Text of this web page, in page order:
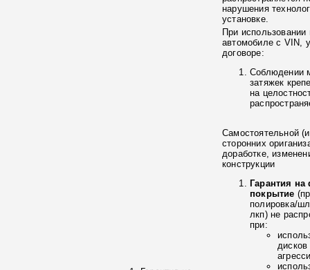
нарушения
установке.
При использовании
автомобиле с VIN,
договоре:
Соблюдении
затяжек
на
Самостоятельной
сторонних
доработке,
конструкции
Гарантия
покрытие
полировка/
лкп) не
при: